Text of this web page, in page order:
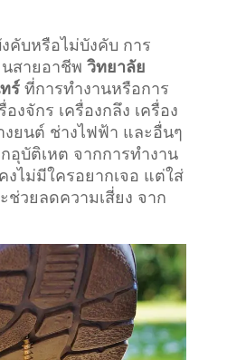
คับหรือไม่บังคับ การ
นสายอาชีพ วิทยาลัย
ร์ที่การทำงานหรือการ
งจักร เครื่องกลึง เครื่อง
งยนต์ ช่างไฟฟ้า และอื่นๆ
อุบัติเหต จากการทำงาน
งไม่มีใครอยากเจอ แต่ใส่
ช่วยลดความเสี่ยง จาก